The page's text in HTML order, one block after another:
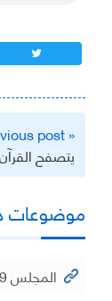
تصفّح
المقالات
« Previous post
يتصفح
موضوعات
المجلس 239 – سورة الإسراء (11) من آية 85 – 100